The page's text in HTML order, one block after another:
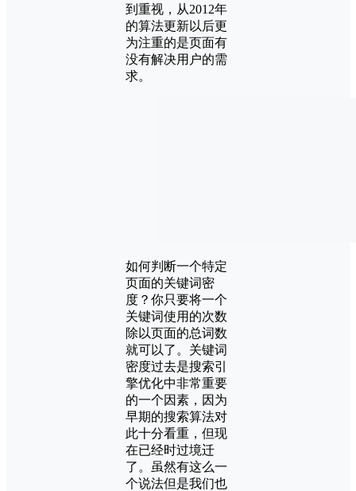
到重视，从2012年
的算法更新以后更
为注重的是页面有
没有解决用户的需
求。
如何判断一个特定
页面的关键词密
度？你只要将一个
关键词使用的次数
除以页面的总词数
就可以了。关键词
密度过去是搜索引
擎优化中非常重要
的一个因素，因为
早期的搜索算法对
此十分看重，但现
在已经时过境迁
了。虽然有这么一
个说法但是我们也